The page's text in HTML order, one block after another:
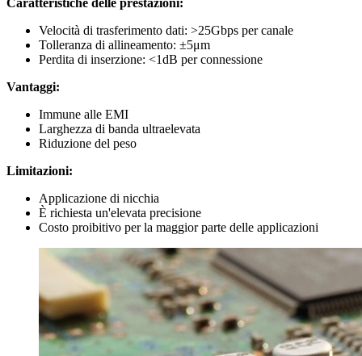
Caratteristiche delle prestazioni:
Velocità di trasferimento dati: >25Gbps per canale
Tolleranza di allineamento: ±5μm
Perdita di inserzione: <1dB per connessione
Vantaggi:
Immune alle EMI
Larghezza di banda ultraelevata
Riduzione del peso
Limitazioni:
Applicazione di nicchia
È richiesta un'elevata precisione
Costo proibitivo per la maggior parte delle applicazioni